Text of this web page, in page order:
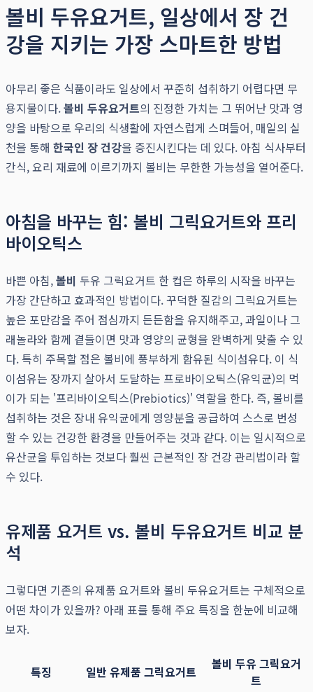
볼비 두유요거트, 일상에서 장 건
강을 지키는 가장 스마트한 방법
아무리 좋은 식품이라도 일상에서 꾸준히 섭취하기 어렵다면 무
용지물이다.볼비 두유요거트의 진정한 가치는 그 뛰어난 맛과 영
양을 바탕으로 우리의 식생활에 자연스럽게 스며들어, 매일의 실
천을 통해 한국인 장 건강을 증진시킨다는 데 있다. 아침 식사부터
간식, 요리 재료에 이르기까지 볼비는 무한한 가능성을 열어준다.
아침을 바꾸는 힘: 볼비 그릭요거트와 프리
바이오틱스
바쁜 아침,볼비 두유 그릭요거트 한 컵은 하루의 시작을 바꾸는
가장 간단하고 효과적인 방법이다. 꾸덕한 질감의 그릭요거트는
높은 포만감을 주어 점심까지 든든함을 유지해주고, 과일이나 그
래놀라와 함께 곁들이면 맛과 영양의 균형을 완벽하게 맞출 수 있
다. 특히 주목할 점은 볼비에 풍부하게 함유된 식이섬유다. 이 식
이섬유는 장까지 살아서 도달하는 프로바이오틱스(유익균)의 먹
이가 되는 '프리바이오틱스(Prebiotics)' 역할을 한다. 즉, 볼비를
섭취하는 것은 장내 유익균에게 영양분을 공급하여 스스로 번성
할 수 있는 건강한 환경을 만들어주는 것과 같다. 이는 일시적으로
유산균을 투입하는 것보다 훨씬 근본적인 장 건강 관리법이라 할
수 있다.
유제품 요거트 vs. 볼비 두유요거트 비교 분
석
그렇다면 기존의 유제품 요거트와 볼비 두유요거트는 구체적으로
어떤 차이가 있을까? 아래 표를 통해 주요 특징을 한눈에 비교해
보자.
특징 일반 유제품 그릭요거트
볼비 두유 그릭요거
트